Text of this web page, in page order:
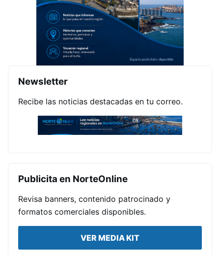
Newsletter
Recibe las noticias destacadas en tu correo.
Publicita en NorteOnline
Revisa banners, contenido patrocinado y
formatos comerciales disponibles.
VER MEDIA KIT